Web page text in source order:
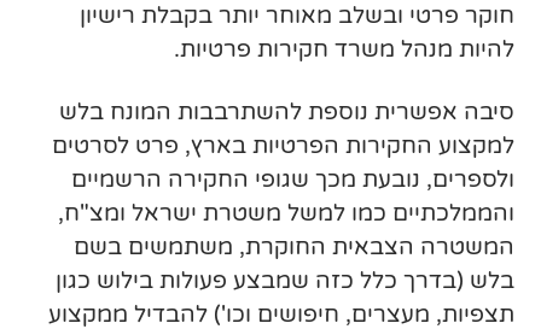
חוקר פרטי ובשלב מאוחר יותר בקבלת רישיון
להיות מנהל משרד חקירות פרטיות.
סיבה אפשרית נוספת להשתרבבות המונח בלש
למקצוע החקירות הפרטיות בארץ, פרט לסרטים
ולספרים, נובעת מכך שגופי החקירה הרשמיים
והממלכתיים כמו למשל משטרת ישראל ומצ"ח,
המשטרה הצבאית החוקרת, משתמשים בשם
בלש (בדרך כלל כזה שמבצע פעולות בילוש כגון
תצפיות, מעצרים, חיפושים וכו') להבדיל ממקצוע